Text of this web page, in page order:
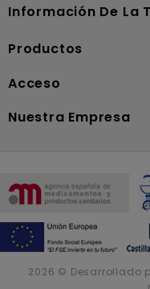
Información De La
Productos
Acceso
Nuestra Empresa
2026 © Desarrollado